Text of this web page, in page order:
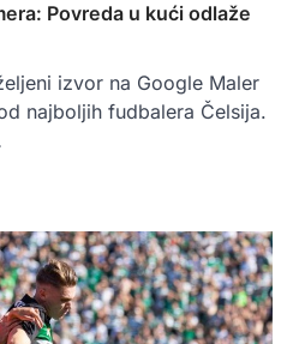
Povreda u kući odlaže
izvor na Google Maler
najboljih fudbalera Čelsija.